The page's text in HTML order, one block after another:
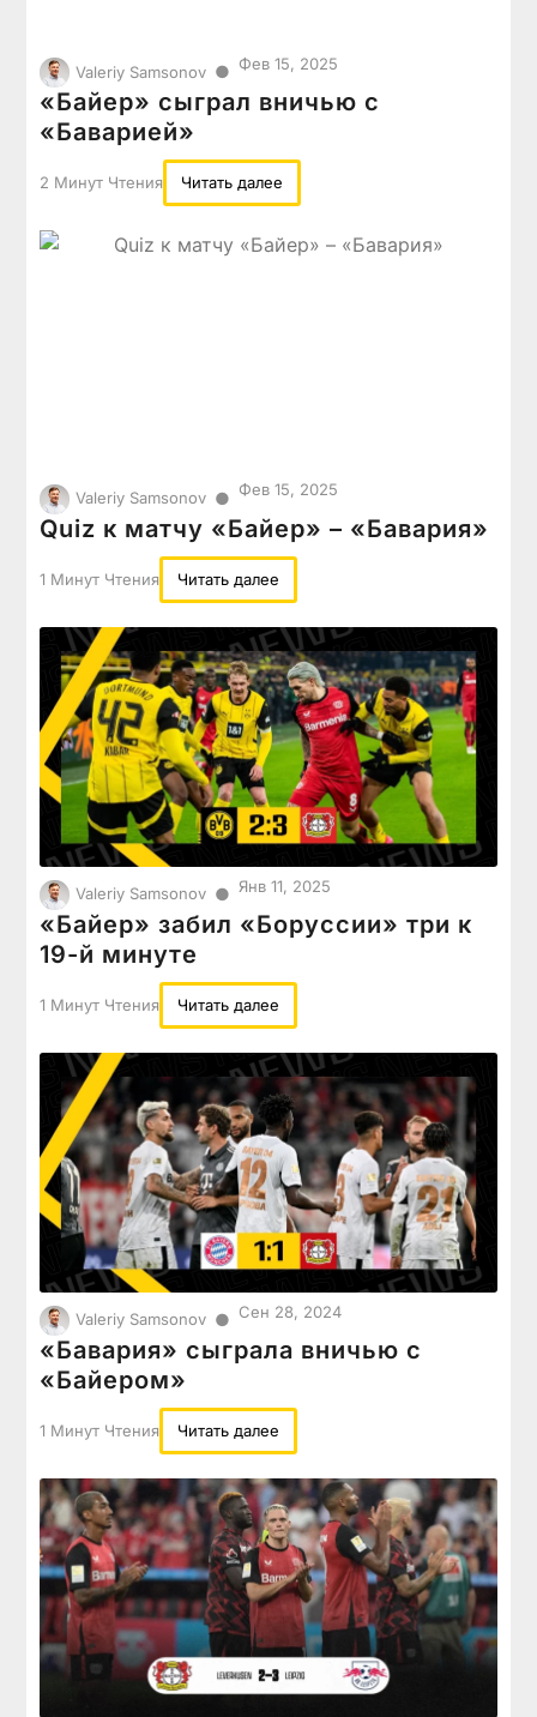
Valeriy Samsonov ● Фев 15, 2025
«Байер» сыграл вничью с
«Баварией»
2 Минут Чтения Читать далее
Valeriy Samsonov ● Фев 15, 2025
Quiz к матчу «Байер» – «Бавария»
1 Минут Чтения Читать далее
Valeriy Samsonov ● Янв 11, 2025
«Байер» забил «Боруссии» три к
19-й минуте
1 Минут Чтения Читать далее
Valeriy Samsonov ● Сен 28, 2024
«Бавария» сыграла вничью с
«Байером»
1 Минут Чтения Читать далее